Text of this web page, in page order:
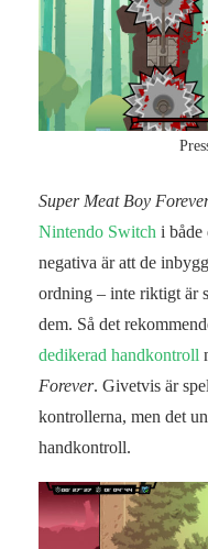
Super Meat Boy
Nintendo Switch i både
negativa är att de
ordning – inte riktigt är
dem. Så det
dedikerad handkontroll
Forever. Givetvis är
kontrollerna, men det
handkontroll.